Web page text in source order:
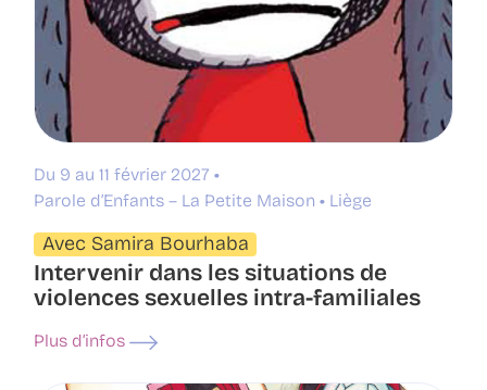
Du 9 au 11 février 2027
Parole d’Enfants – La Petite Maison
Liège
Avec Samira Bourhaba
Intervenir dans les situations de
violences sexuelles intra-familiales
Plus d’infos